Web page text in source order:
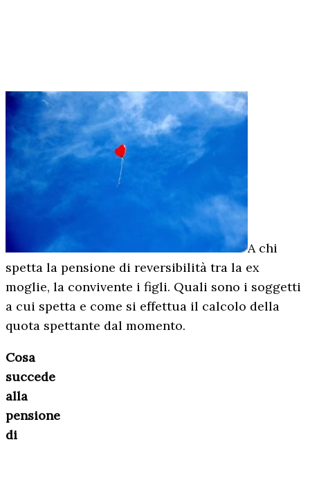
A chi
spetta la pensione di reversibilità tra la ex
moglie, la convivente i figli. Quali sono i soggetti
a cui spetta e come si effettua il calcolo della
quota spettante dal momento.
Cosa
succede
alla
pensione
di